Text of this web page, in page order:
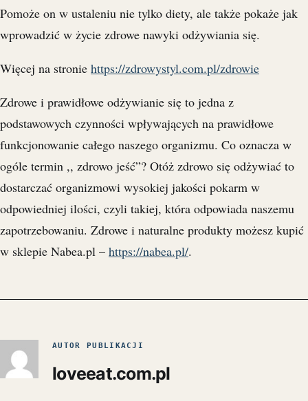
Pomoże on w ustaleniu nie tylko diety, ale także pokaże jak
wprowadzić w życie zdrowe nawyki odżywiania się.
Więcej na stronie https://zdrowystyl.com.pl/zdrowie
Zdrowe i prawidłowe odżywianie się to jedna z
podstawowych czynności wpływających na prawidłowe
funkcjonowanie całego naszego organizmu. Co oznacza w
ogóle termin ,, zdrowo jeść”? Otóż zdrowo się odżywiać to
dostarczać organizmowi wysokiej jakości pokarm w
odpowiedniej ilości, czyli takiej, która odpowiada naszemu
zapotrzebowaniu. Zdrowe i naturalne produkty możesz kupić
w sklepie Nabea.pl – https://nabea.pl/.
AUTOR PUBLIKACJI
loveeat.com.pl